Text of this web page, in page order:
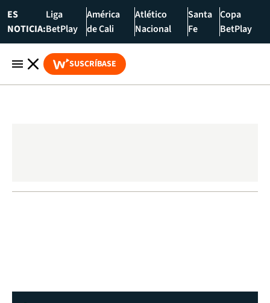
ES
NOTICIA:
Liga
BetPlay
América
de Cali
Atlético
Nacional
Santa
Fe
Copa
BetPlay
SUSCRÍBASE